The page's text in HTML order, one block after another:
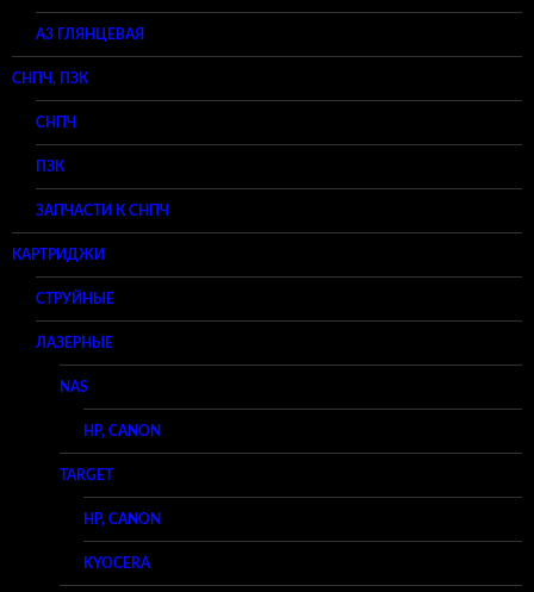
A3 ГЛЯНЦЕВАЯ
СНПЧ, ПЗК
СНПЧ
ПЗК
ЗАПЧАСТИ К СНПЧ
КАРТРИДЖИ
СТРУЙНЫЕ
ЛАЗЕРНЫЕ
NAS
HP, CANON
TARGET
HP, CANON
KYOCERA